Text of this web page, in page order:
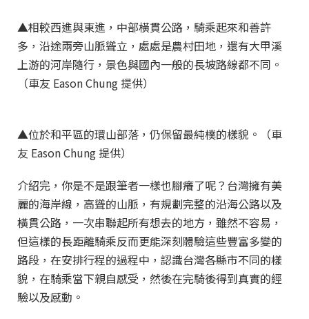
▲相較西進與東進，中部橫貫公路，騎乘起來和善許
多，沿途兩旁山脈聳立，處處是農村田地，還有大甲溪
上游的河岸隨行，景色與國內一般的長坡路線都不同。
（車友 Eason Chung 提供）
▲位於和平區的環山部落，仍保留最純樸的樣貌。（車
友 Eason Chung 提供）
介紹完，你是不是跟筆者一樣也腳癢了呢？台灣擁有美
麗的海岸線，高聳的山脈，有規劃完整的沿海公路以及
橫貫公路，一次串聯起所有想去的地方，雖然不容易，
但這樣的長距離騎乘反而更能深刻體驗這些豐富多變的
路段，在安排行程的過程中，認識台灣各縣市不同的樣
貌，在騎乘當下親自感受，然後在完騎後得到真實的經
驗以及感動。